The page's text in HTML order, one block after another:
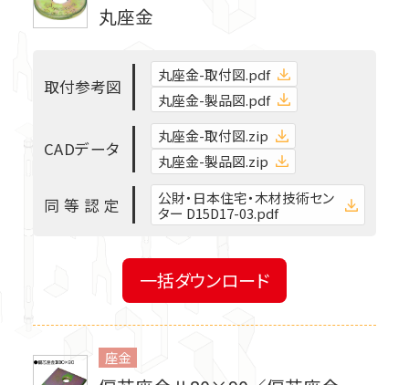
丸座金
取付参考図
丸座金-取付図.pdf
丸座金-製品図.pdf
CADデータ
丸座金-取付図.zip
丸座金-製品図.zip
同 等 認 定
公財・日本住宅・木材技術セン
ター D15D17-03.pdf
一括ダウンロード
座金